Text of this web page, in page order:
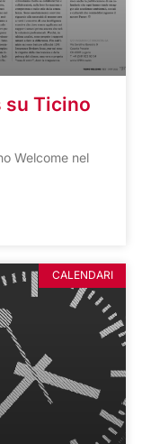
su Ticino
Welcome nel
CALENDARI